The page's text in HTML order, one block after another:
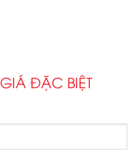
ĐẶC BIỆT